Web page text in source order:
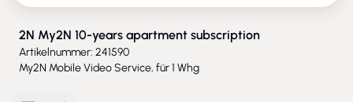
2N My2N 10-years apartment subscription
Artikelnummer: 241590
My2N Mobile Video Service, für 1 Whg